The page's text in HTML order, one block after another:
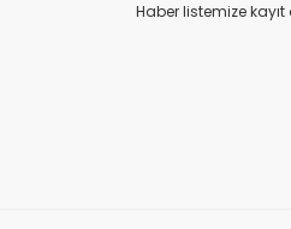
Haber listemize